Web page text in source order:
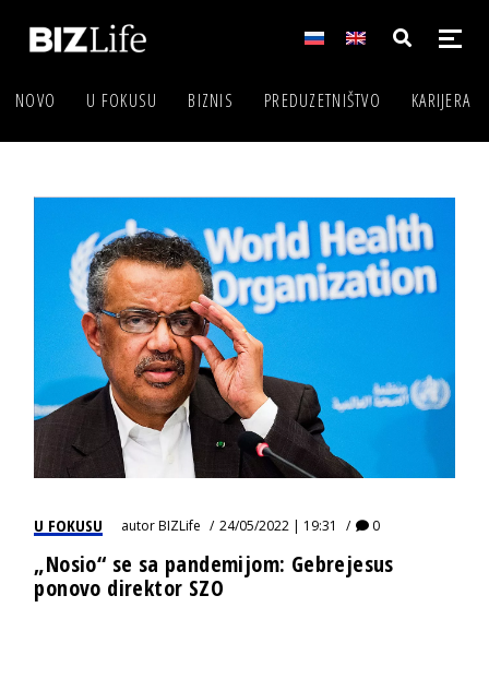
NOVO U FOKUSU BIZNIS PREDUZETNIŠTVO KARIJERA
U FOKUSU autorBIZLife 24/05/2022 | 19:31 0
„Nosio“ se sa pandemijom: Gebrejesus
ponovo direktor SZO